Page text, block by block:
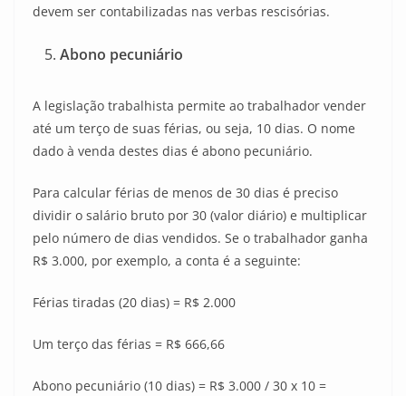
devem ser contabilizadas nas verbas rescisórias.
Abono pecuniário
A legislação trabalhista permite ao trabalhador vender
até um terço de suas férias, ou seja, 10 dias. O nome
dado à venda destes dias é abono pecuniário.
Para calcular férias de menos de 30 dias é preciso
dividir o salário bruto por 30 (valor diário) e multiplicar
pelo número de dias vendidos. Se o trabalhador ganha
R$ 3.000, por exemplo, a conta é a seguinte:
Férias tiradas (20 dias) = R$ 2.000
Um terço das férias = R$ 666,66
Abono pecuniário (10 dias) = R$ 3.000 / 30 x 10 =